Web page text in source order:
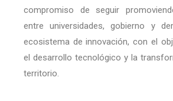
compromiso de seguir
entre universidades, gobierno y
ecosistema de innovación, con el
el desarrollo tecnológico y la
territorio.